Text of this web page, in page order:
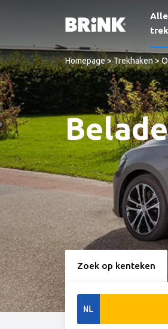
Homepage>Trekhaken >
Zoek op kenteken
NL